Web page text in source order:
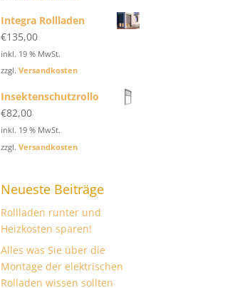
Integra Rollladen
€135,00
inkl. 19 % MwSt.
zzgl.Versandkosten
Insektenschutzrollo
€82,00
inkl. 19 % MwSt.
zzgl.Versandkosten
Neueste Beiträge
Rollladen runter und
Heizkosten sparen!
Alles was Sie über die
Montage der elektrischen
Rolladen wissen sollten